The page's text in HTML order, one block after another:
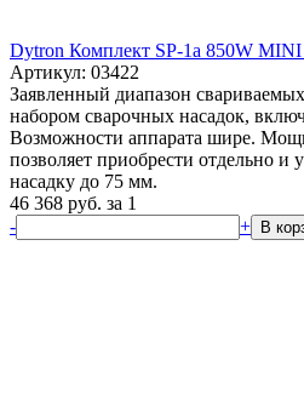
Dytron Комплект SP-1a 850W
Артикул: 03422
Заявленный диапазон
набором сварочных насадок,
Возможности аппарата шире.
позволяет приобрести отдельно и
насадку до 75 мм.
46 368 руб. за 1
-
+ В